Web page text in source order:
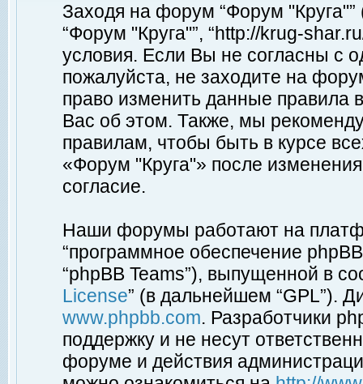
Заходя на форум “Форум
“Форум "Круга"”, “http://krug-
условия. Если Вы не согласны с
пожалуйста, не заходите на
право изменить данные правила
Вас об этом. Также, мы
правилам, чтобы быть в курсе
«Форум "Круга"» после
согласие.
Наши форумы работают на
“программное обеспечение
“phpBB Teams”), выпущенной в
License” (в дальнейшем “GPL”).
www.phpbb.com. Разработчики
поддержку и не несут
форуме и действия